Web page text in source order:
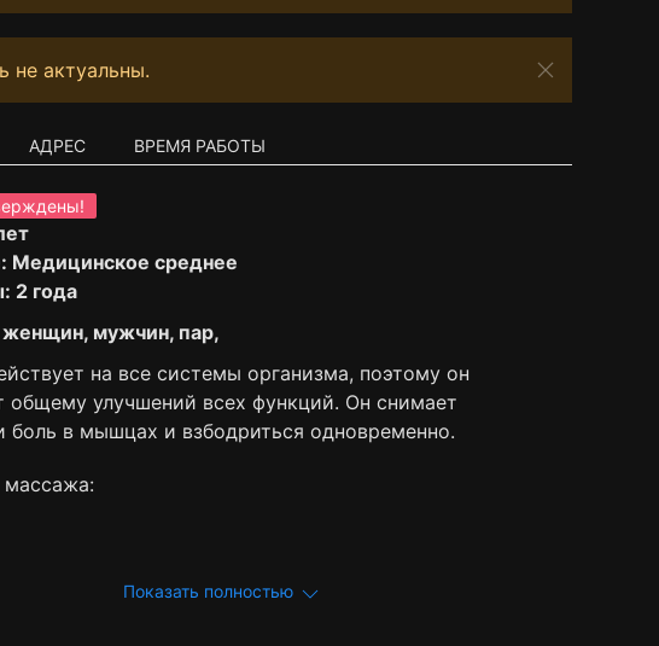
не актуальны.
АДРЕС ВРЕМЯ РАБОТЫ
Медицинское среднее
2 года
мужчин, пар,
на все системы организма, поэтому он
общему улучшений всех функций. Он снимает
боль в мышцах и взбодриться одновременно.
массажа:
Показать полностью